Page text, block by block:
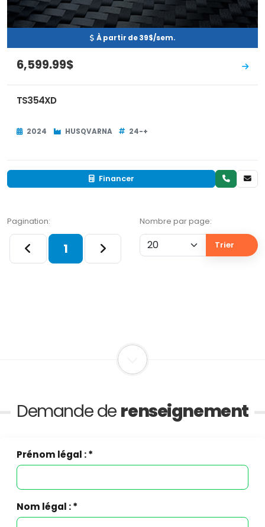
À partir de 39$/sem.
6,599.99$
TS354XD
2024 HUSQVARNA 24-+
Financer
Pagination:
1
Nombre par page:
Trier
Demande de renseignement
Prénom légal : *
Nom légal : *